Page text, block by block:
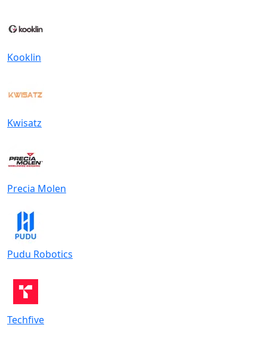
Kooklin
Kwisatz
Precia Molen
Pudu Robotics
Techfive